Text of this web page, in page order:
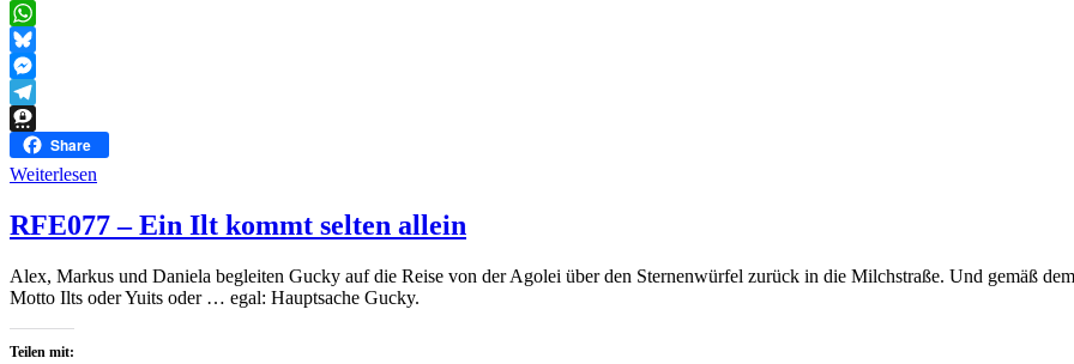
Copy
Link
WhatsApp
Bluesky
Messenger
Telegram
Threema
Share
Weiterlesen
RFE077 – Ein Ilt kommt selten allein
Alex, Markus und Daniela begleiten Gucky auf die Reise von der Agolei über den Sternenwürfel zurück in die Milchstraße. Und gemäß
Motto Ilts oder Yuits oder … egal: Hauptsache Gucky.
Teilen mit: